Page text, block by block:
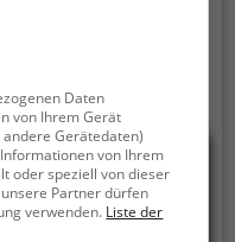
genießen gibt es am
Platz. Denk aber
vor der Sonne zu
Daten
von Ihrem Gerät
Gerätedaten)
von Ihrem
oder speziell von dieser
Partner dürfen
verwenden. Liste der